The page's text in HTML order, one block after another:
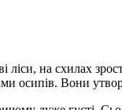
на схилах
осипів. Вони